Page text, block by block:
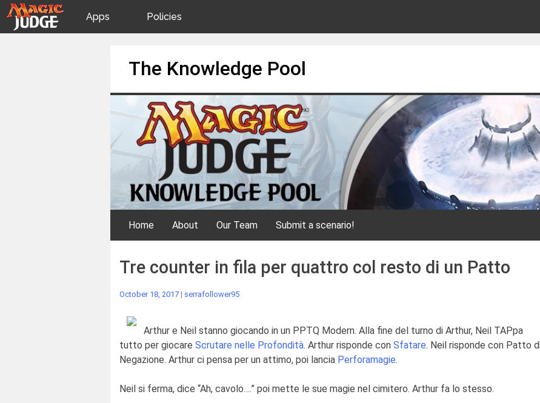
Apps Policies
The Knowledge Pool
Home About Our Team Submit a scenario!
Tre counter in fila per quattro col resto di un Patto
October 18, 2017 | serrafollower95
Arthur e Neil stanno giocando in un PPTQ Modern. Alla fine del turno di Arthur, Neil TAPpa
tutto per giocare Scrutare nelle Profondità. Arthur risponde con Sfatare. Neil risponde con Patto
Negazione. Arthur ci pensa per un attimo, poi lancia Perforamagie.
Neil si ferma, dice “Ah, cavolo….” poi mette le sue magie nel cimitero. Arthur fa lo stesso.